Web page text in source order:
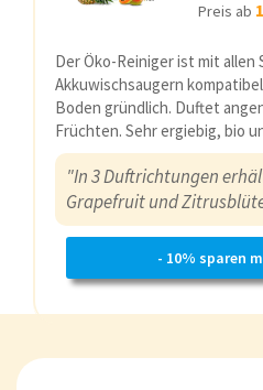
Preis ab
Der Öko-Reiniger ist mit allen
Akkuwischsaugern
Boden gründlich. Duftet
Früchten. Sehr ergiebig, bio
"In 3 Duftrichtungen
Grapefruit und
- 10% sparen